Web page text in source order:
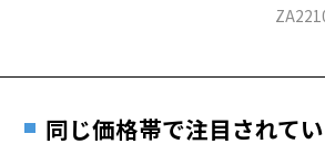
7.2g
安心3 かかり具合調整無料
す。
お近くのZoff実店舗にて度数を測定いた
その際は記入用紙をダウンロードしてお
同じ価格帯で注目されて